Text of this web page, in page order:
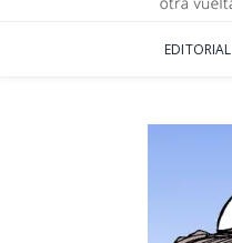
EDITORIAL